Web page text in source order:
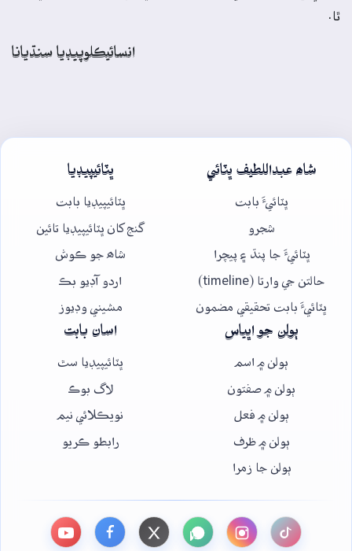
ٿا.
انسائيڪلوپيڊيا سنڌيانا
شاھ عبداللطيف ڀٽائي
ڀٽائيءَ بابت
شجرو
ڀٽائيءَ جا پنڌ ۽ پيچرا
حالتن جي وارتا (timeline)
ڀٽائيءَ بابت تحقيقي مضمون
ڀٽائيپيڊيا
ڀٽائيپيڊيا بابت
گنج کان ڀٽائيپيڊيا تائين
شاھ جو ڪوش
اردو آڊيو بڪ
مشيني وڊيوز
ٻولن جو اڀياس
ٻولن ۾ اسم
ٻولن ۾ صفتون
ٻولن ۾ فعل
ٻولن ۾ ظرف
ٻولن جا زمرا
اسان بابت
ڀٽائيپيڊيا سٿ
لاگ بوڪ
نويڪلائي نيم
رابطو ڪريو